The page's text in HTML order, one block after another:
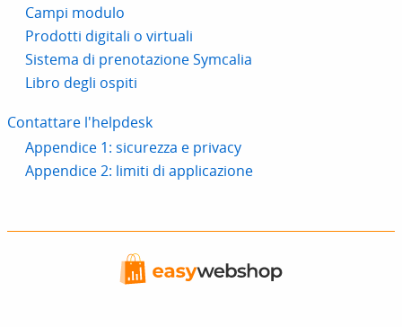
Campi modulo
Prodotti digitali o virtuali
Sistema di prenotazione Symcalia
Libro degli ospiti
Contattare l'helpdesk
Appendice 1: sicurezza e privacy
Appendice 2: limiti di applicazione